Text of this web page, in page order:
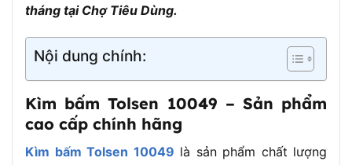
tháng tại Chợ Tiêu Dùng.
Nội dung chính:
Kìm bấm Tolsen 10049 – Sản phẩm
cao cấp chính hãng
Kìm bấm Tolsen 10049 là sản phẩm chất lượng